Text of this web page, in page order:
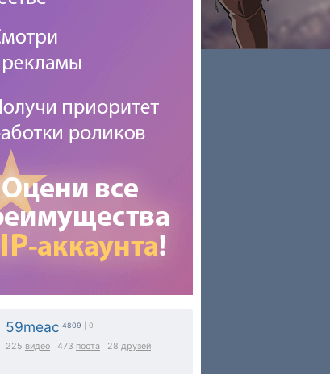
59meac 4809 | 0
225 видео 473 поста 28 друзей